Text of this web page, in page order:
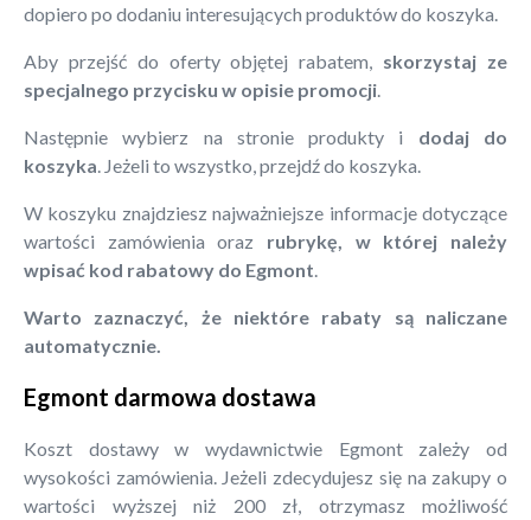
dopiero po dodaniu interesujących produktów do koszyka.
Aby przejść do oferty objętej rabatem, skorzystaj ze
specjalnego przycisku w opisie promocji.
Następnie wybierz na stronie produkty i dodaj do
koszyka. Jeżeli to wszystko, przejdź do koszyka.
W koszyku znajdziesz najważniejsze informacje dotyczące
wartości zamówienia oraz rubrykę, w której należy
wpisać kod rabatowy do Egmont.
Warto zaznaczyć, że niektóre rabaty są naliczane
automatycznie.
Egmont darmowa dostawa
Koszt dostawy w wydawnictwie Egmont zależy od
wysokości zamówienia. Jeżeli zdecydujesz się na zakupy o
wartości wyższej niż 200 zł, otrzymasz możliwość